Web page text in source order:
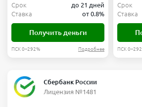
Срок
до 21 дней
Ставка
от 0.8%
Получить деньги
ПСК 0–292% Подробнее
Срок
Ставка
ПСК
Сбербанк России
Лицензия №1481